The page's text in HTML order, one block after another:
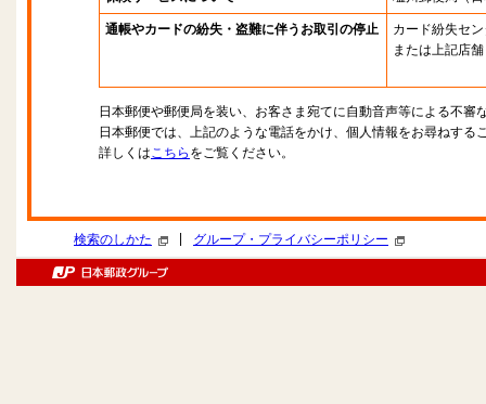
通帳やカードの紛失・盗難に伴うお取引の停止
カード紛失セ
または上記店舗
日本郵便や郵便局を装い、お客さま宛てに自動音声等による不審
日本郵便では、上記のような電話をかけ、個人情報をお尋ねする
詳しくはこちら をご覧ください。
検索のしかた グループ・プライバシーポリシー